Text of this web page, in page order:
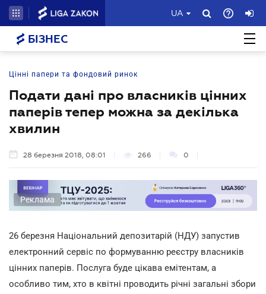
UA
БІЗНЕС
Цінні папери та фондовий ринок
Подати дані про власників цінних
паперів тепер можна за декілька
хвилин
28 березня 2018, 08:01 266 0
Реклама
26 березня Національний депозитарій (НДУ) запустив
електронний сервіс по формуванню реєстру власників
цінних паперів. Послуга буде цікава емітентам, а
особливо тим, хто в квітні проводить річні загальні збори